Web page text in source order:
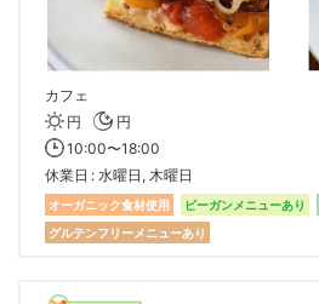
カフェ
円
円
10:00〜18:00
休業日
水曜日, 木曜日
オーガニック食材使用 ビーガンメニューあり
グルテンフリーメニューあり